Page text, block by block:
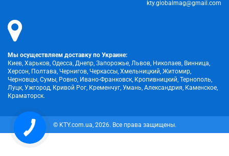
kty.globalmag@gmail.com
Мы осуществляем доставку по Украине:
Киев, Харьков, Одесса, Днепр, Запорожье, Львов, Николаев, Винница,
Херсон, Полтава, Чернигов, Черкассы, Хмельницкий, Житомир,
Черновцы, Сумы, Ровно, Ивано-Франковск, Кропивницкий, Тернополь,
Луцк, Ужгород, Кривой Рог, Кременчуг, Умань, Александрия, Каменское,
Краматорск.
© KTY.com.ua, 2026. Все права защищены.